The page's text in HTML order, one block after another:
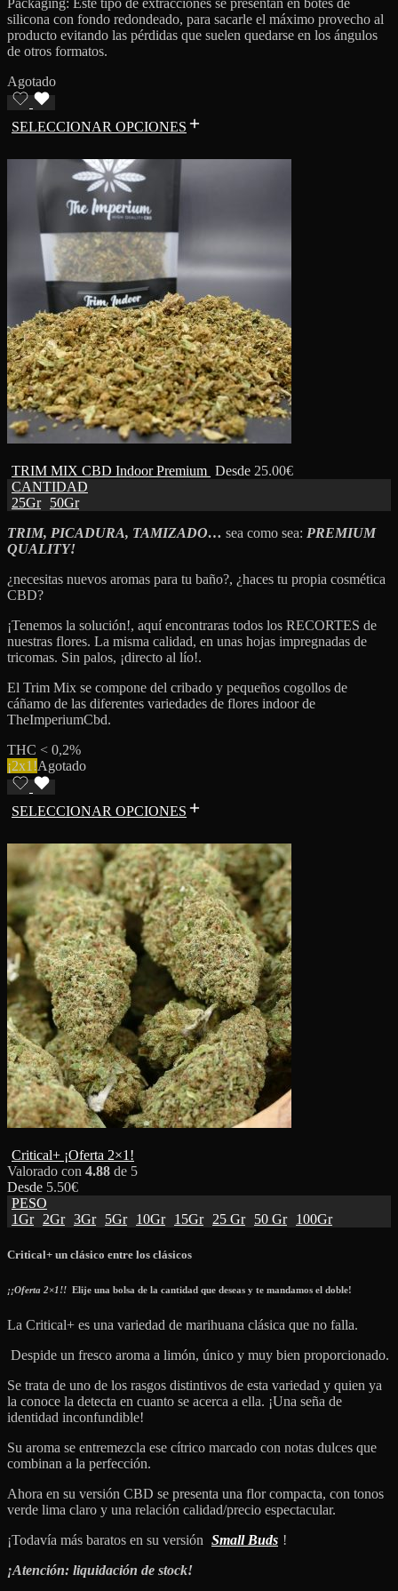
Packaging: Este tipo de extracciones se presentan en botes de
silicona con fondo redondeado, para sacarle el máximo provecho al
producto evitando las pérdidas que suelen quedarse en los ángulos
de otros formatos.
Agotado
SELECCIONAR OPCIONES
TRIM MIX CBD Indoor Premium Desde 25.00€
CANTIDAD
25Gr
50Gr
TRIM, PICADURA, TAMIZADO… sea como sea: PREMIUM
QUALITY!
¿necesitas nuevos aromas para tu baño?, ¿haces tu propia cosmética
CBD?
¡Tenemos la solución!, aquí encontraras todos los RECORTES de
nuestras flores. La misma calidad, en unas hojas impregnadas de
tricomas. Sin palos, ¡directo al lío!.
El Trim Mix se compone del cribado y pequeños cogollos de
cáñamo de las diferentes variedades de flores indoor de
TheImperiumCbd.
THC < 0,2%
¡2x1!Agotado
SELECCIONAR OPCIONES
Critical+ ¡Oferta 2×1!
Valorado con 4.88 de 5
Desde 5.50€
PESO
1Gr 2Gr 3Gr 5Gr 10Gr 15Gr 25 Gr 50 Gr 100Gr
Critical+ un clásico entre los clásicos
¡¡Oferta 2×1!! Elije una bolsa de la cantidad que deseas y te mandamos el doble!
La Critical+ es una variedad de marihuana clásica que no falla.
Despide un fresco aroma a limón, único y muy bien proporcionado.
Se trata de uno de los rasgos distintivos de esta variedad y quien ya
la conoce la detecta en cuanto se acerca a ella. ¡Una seña de
identidad inconfundible!
Su aroma se entremezcla ese cítrico marcado con notas dulces que
combinan a la perfección.
Ahora en su versión CBD se presenta una flor compacta, con tonos
verde lima claro y una relación calidad/precio espectacular.
¡Todavía más baratos en su versión Small Buds !
¡Atención: liquidación de stock!